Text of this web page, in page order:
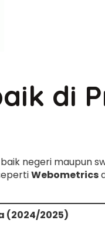
di
negeri maupun
Webometrics
(2024/2025)